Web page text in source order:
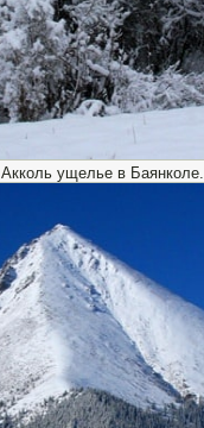
Акколь ущелье в Баянколе.